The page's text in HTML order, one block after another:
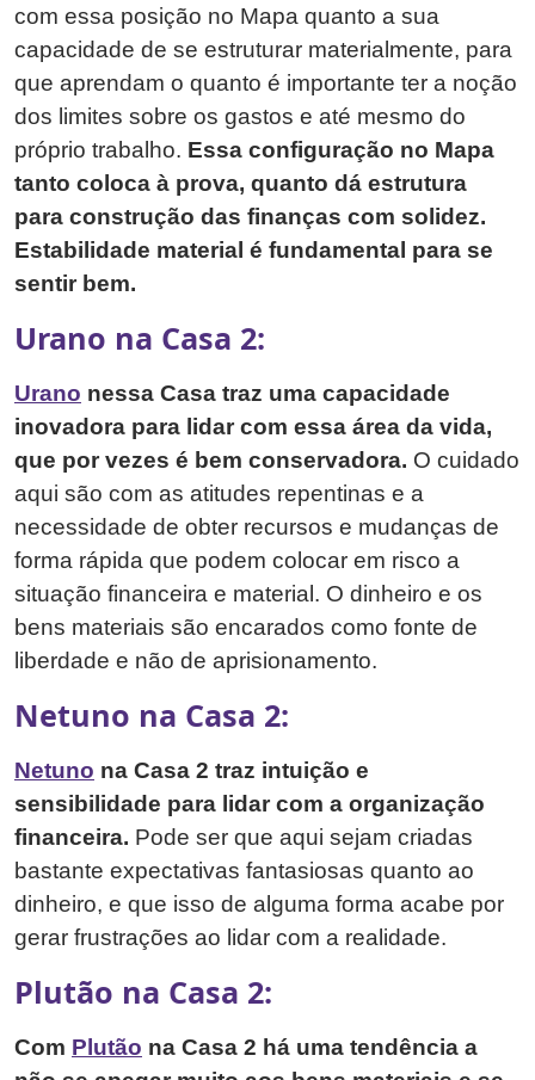
com essa posição no Mapa quanto a sua
capacidade de se estruturar materialmente, para
que aprendam o quanto é importante ter a noção
dos limites sobre os gastos e até mesmo do
próprio trabalho. Essa configuração no Mapa
tanto coloca à prova, quanto dá estrutura
para construção das finanças com solidez.
Estabilidade material é fundamental para se
sentir bem.
Urano na Casa 2:
Urano nessa Casa traz uma capacidade
inovadora para lidar com essa área da vida,
que por vezes é bem conservadora. O cuidado
aqui são com as atitudes repentinas e a
necessidade de obter recursos e mudanças de
forma rápida que podem colocar em risco a
situação financeira e material. O dinheiro e os
bens materiais são encarados como fonte de
liberdade e não de aprisionamento.
Netuno na Casa 2:
Netuno na Casa 2 traz intuição e
sensibilidade para lidar com a organização
financeira. Pode ser que aqui sejam criadas
bastante expectativas fantasiosas quanto ao
dinheiro, e que isso de alguma forma acabe por
gerar frustrações ao lidar com a realidade.
Plutão na Casa 2:
Com Plutão na Casa 2 há uma tendência a